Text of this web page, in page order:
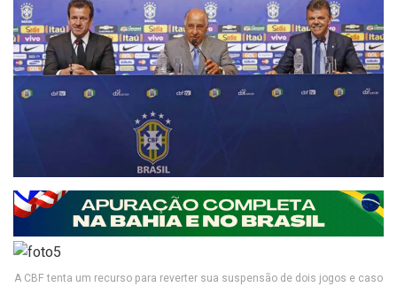
A CBF tenta um recurso para reverter sua suspensão de dois jogos e caso